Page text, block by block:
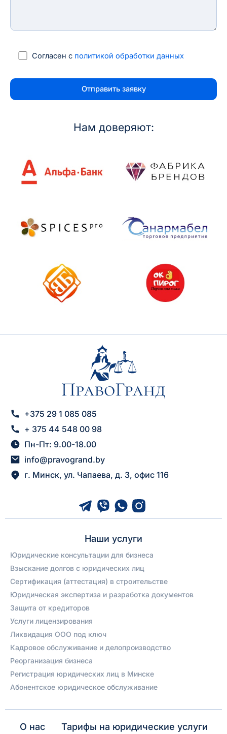
Согласен с политикой обработки данных
Нам доверяют:
+375 29 1 085 085
+ 375 44 548 00 98
Пн-Пт: 9.00-18.00
info@pravogrand.by
г. Минск, ул. Чапаева, д. 3, офис 116
Наши услуги
Юридические консультации для бизнеса
Взыскание долгов с юридических лиц
Сертификация (аттестация) в строительстве
Юридическая экспертиза и разработка документов
Защита от кредиторов
Услуги лицензирования
Ликвидация ООО под ключ
Кадровое обслуживание и делопроизводство
Реорганизация бизнеса
Регистрация юридических лиц в Минске
Абонентское юридическое обслуживание
О нас Тарифы на юридические услуги